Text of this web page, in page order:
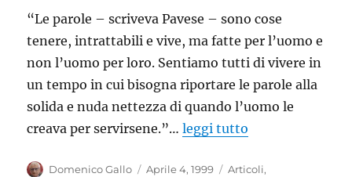
“Le parole – scriveva Pavese – sono cose
tenere, intrattabili e vive, ma fatte per l’uomo e
non l’uomo per loro. Sentiamo tutti di vivere in
un tempo in cui bisogna riportare le parole alla
solida e nuda nettezza di quando l’uomo le
creava per servirsene.”…leggi tutto
Autore
Domenico Gallo
Pubblicato
Aprile 4, 1999 Categorie
Articoli,